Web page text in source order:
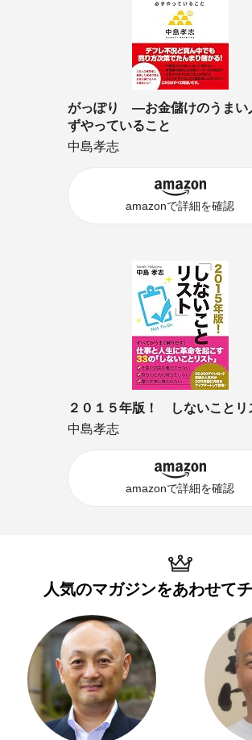
がっぽり ―お金儲けのうまい
ずやっていること
中島孝志
amazonで詳細を確認
２０１５年版！ しないことリ
中島孝志
amazonで詳細を確認
人気のマガジンをあわせて